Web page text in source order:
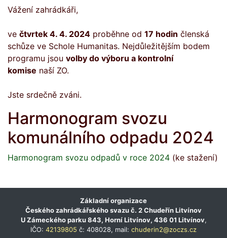
Vážení zahrádkáři,
ve čtvrtek 4. 4. 2024 proběhne od 17 hodin členská
schůze ve Schole Humanitas. Nejdůležitějším bodem
programu jsou volby do výboru a kontrolní
komise naší ZO.
Jste srdečně zváni.
Harmonogram svozu
komunálního odpadu 2024
Harmonogram svozu odpadů v roce 2024 (ke stažení)
Základní organizace
Českého zahrádkářského svazu č. 2 Chudeřín Litvínov
U Zámeckého parku 843, Horní Litvínov, 436 01 Litvínov,
IČO: 42139805 č: 408028, mail: chuderin2@zoczs.cz